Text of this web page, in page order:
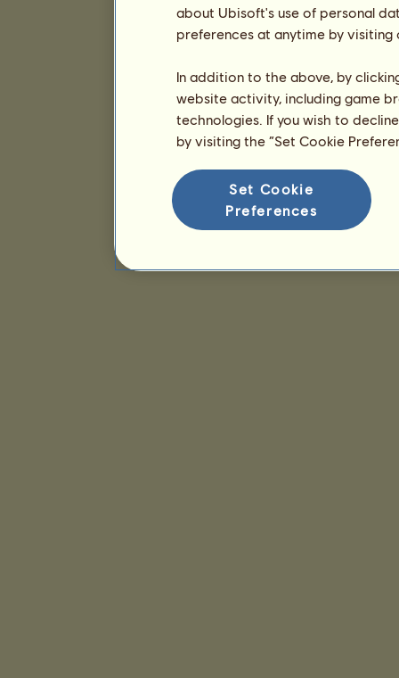
about Ubisoft's use of personal
preferences at anytime by
In addition to the above, by
website activity, including game
technologies. If you wish to
by visiting the “Set Cookie
Set Cookie
Preferences